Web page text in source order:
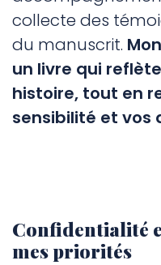
collecte des
du manuscrit.
un livre qui
histoire, tout en
sensibilité et vos
Confidentialité
mes priorités